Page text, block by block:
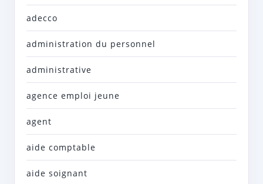
adecco
administration du personnel
administrative
agence emploi jeune
agent
aide comptable
aide soignant